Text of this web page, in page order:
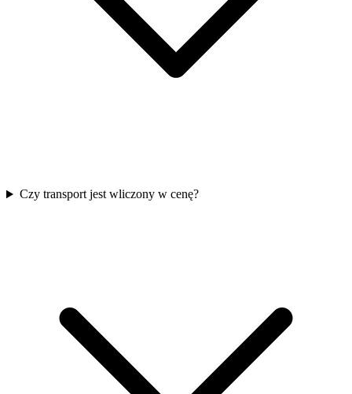
Czy transport jest wliczony w cenę?